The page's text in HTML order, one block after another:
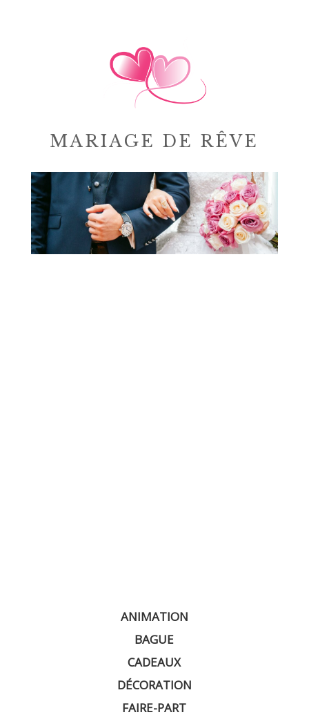
MARIAGE DE RÊVE
ANIMATION
BAGUE
CADEAUX
DÉCORATION
FAIRE-PART